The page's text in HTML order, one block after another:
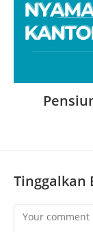
Tinggalkan